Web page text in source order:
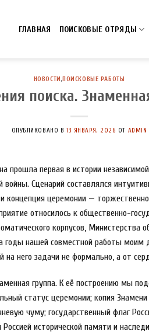
ГЛАВНАЯ ПОИСКОВЫЕ ОТРЯДЫ
НОВОСТИ,ПОИСКОВЫЕ РАБОТЫ
поиска.
ОПУБЛИКОВАНО В13 ЯНВАРЯ, 2026 ОТ ADMIN
прошла первая в истории
Сценарий составлялся
церемонии —
относилось к общественно-
корпусов,
годы нашей совместной работы
него задачи не формально, а от
группа. К её построению мы
статус церемонии; копия
чуму; государственный флаг
исторической памяти и